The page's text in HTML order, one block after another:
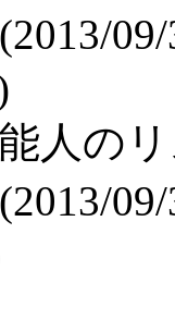
(2013/
人の
(2013/